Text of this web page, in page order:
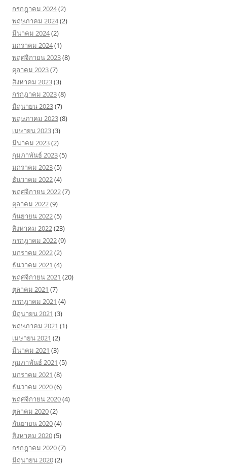
กรกฎาคม 2024(2)
พฤษภาคม 2024(2)
มีนาคม 2024(2)
มกราคม 2024(1)
พฤศจิกายน 2023(8)
ตุลาคม 2023(7)
สิงหาคม 2023(3)
กรกฎาคม 2023(8)
มิถุนายน 2023(7)
พฤษภาคม 2023(8)
เมษายน 2023(3)
มีนาคม 2023(2)
กุมภาพันธ์ 2023(5)
มกราคม 2023(5)
ธันวาคม 2022(4)
พฤศจิกายน 2022(7)
ตุลาคม 2022(9)
กันยายน 2022(5)
สิงหาคม 2022(23)
กรกฎาคม 2022(9)
มกราคม 2022(2)
ธันวาคม 2021 (4)
พฤศจิกายน 2021 (20)
ตุลาคม 2021 (7)
กรกฎาคม 2021 (4)
มิถุนายน 2021 (3)
พฤษภาคม 2021 (1)
เมษายน 2021 (2)
มีนาคม 2021 (3)
กุมภาพันธ์ 2021 (5)
มกราคม 2021 (8)
ธันวาคม 2020(6)
พฤศจิกายน 2020(4)
ตุลาคม 2020(2)
กันยายน 2020(4)
สิงหาคม 2020(5)
กรกฎาคม 2020(7)
มิถุนายน 2020(2)